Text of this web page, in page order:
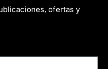
ofertas y